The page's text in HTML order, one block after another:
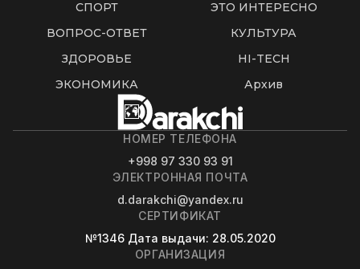
СПОРТ
ЭТО ИНТЕРЕСНО
ВОПРОС-ОТВЕТ
КУЛЬТУРА
ЗДОРОВЬЕ
HI-TECH
ЭКОНОМИКА
Архив
НОМЕР ТЕЛЕФОНА
+998 97 330 93 91
ЭЛЕКТРОННАЯ ПОЧТА
d.darakchi@yandex.ru
СЕРТИФИКАТ
№1346 Дата выдачи: 28.05.2020
ОРГАНИЗАЦИЯ